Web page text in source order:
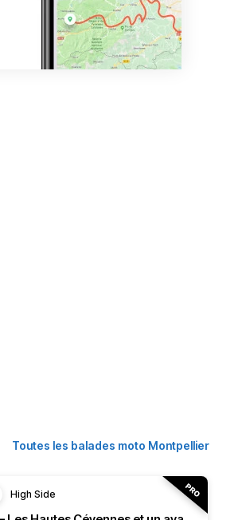
Toutes les balades moto Montpellier
High Side